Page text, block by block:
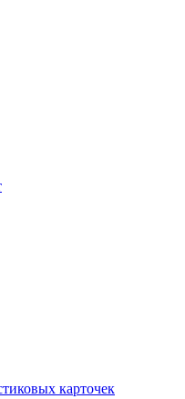
карточек